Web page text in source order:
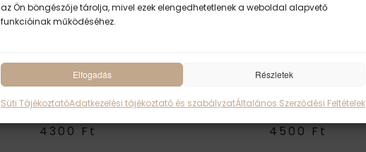
az Ön böngészője tárolja, mivel ezek elengedhetetlenek a weboldal alapvető
funkcióinak működéséhez.
Elfogadás Részletek
Süti TájékoztatóAdatkezelési tájékoztató és szabályzatÁltalános Szerződési Feltételek
4300 Ft 4500 Ft